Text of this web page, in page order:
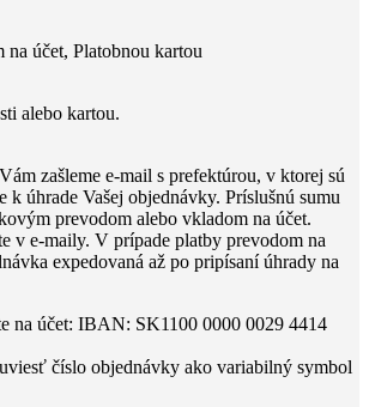
účet, Platobnou kartou
alebo kartou.
zašleme e-mail s prefektúrou, v ktorej sú
k úhrade Vašej objednávky. Príslušnú sumu
prevodom alebo vkladom na účet.
v e-maily. V prípade platby prevodom na
expedovaná až po pripísaní úhrady na
na účet: IBAN: SK1100 0000 0029 4414
číslo objednávky ako variabilný symbol